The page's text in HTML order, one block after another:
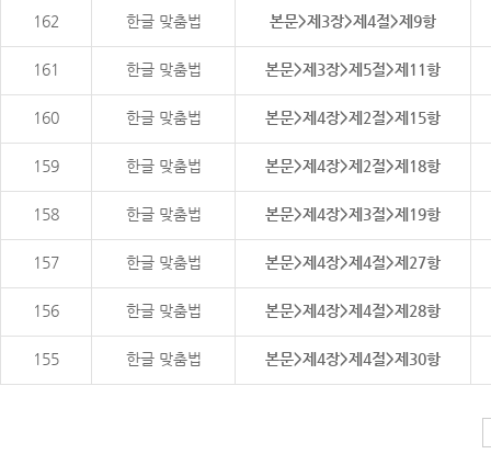
162 한글 맞춤법 본문>제3장>제4절>제9항
161 한글 맞춤법 본문>제3장>제5절>제11항
160 한글 맞춤법 본문>제4장>제2절>제15항
159 한글 맞춤법 본문>제4장>제2절>제18항
158 한글 맞춤법 본문>제4장>제3절>제19항
157 한글 맞춤법 본문>제4장>제4절>제27항
156 한글 맞춤법 본문>제4장>제4절>제28항
155 한글 맞춤법 본문>제4장>제4절>제30항